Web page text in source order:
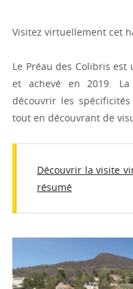
Visitez virtuellement cet
Le Préau des Colibris
et achevé en 2019.
découvrir les
tout en découvrant de
Découvrir la visite
résumé